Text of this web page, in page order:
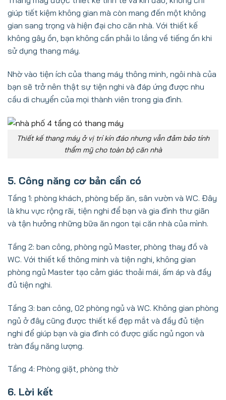
giúp tiết kiệm không gian mà còn mang đến một không
gian sang trọng và hiện đại cho căn nhà. Với thiết kế
không gây ồn, bạn không cần phải lo lắng về tiếng ồn khi
sử dụng thang máy.
Nhờ vào tiện ích của thang máy thông minh, ngôi nhà của
bạn sẽ trở nên thật sự tiện nghi và đáp ứng được nhu
cầu di chuyển của mọi thành viên trong gia đình.
Thiết kế thang máy ở vị trí kín đáo nhưng vẫn đảm bảo tính
thẩm mỹ cho toàn bộ căn nhà
5. Công năng cơ bản cần có
Tầng 1: phòng khách, phòng bếp ăn, sân vườn và WC. Đây
là khu vực rộng rãi, tiện nghi để bạn và gia đình thư giãn
và tận hưởng những bữa ăn ngon tại căn nhà của mình.
Tầng 2: ban công, phòng ngủ Master, phòng thay đồ và
WC. Với thiết kế thông minh và tiện nghi, không gian
phòng ngủ Master tạo cảm giác thoải mái, ấm áp và đầy
đủ tiện nghi.
Tầng 3: ban công, 02 phòng ngủ và WC. Không gian phòng
ngủ ở đây cũng được thiết kế đẹp mắt và đầy đủ tiện
nghi để giúp bạn và gia đình có được giấc ngủ ngon và
tràn đầy năng lượng.
Tầng 4: Phòng giặt, phòng thờ
6. Lời kết